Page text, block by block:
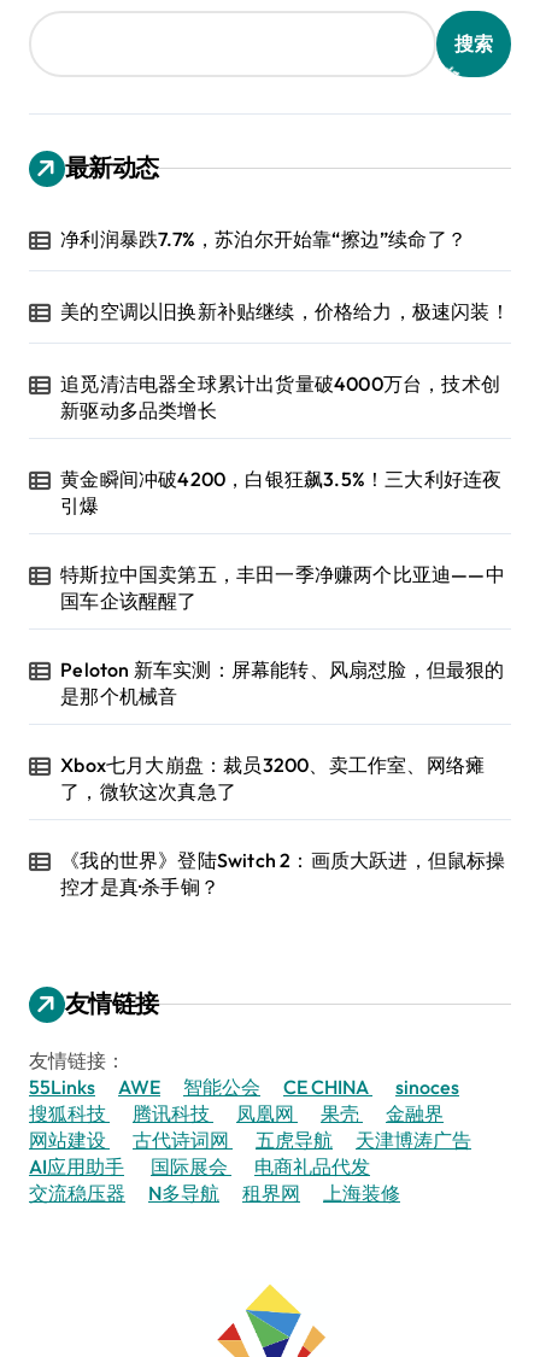
搜索
最新动态
净利润暴跌7.7%，苏泊尔开始靠“擦边”续命了？
美的空调以旧换新补贴继续，价格给力，极速闪装！
追觅清洁电器全球累计出货量破4000万台，技术创
新驱动多品类增长
黄金瞬间冲破4200，白银狂飙3.5%！三大利好连夜
引爆
特斯拉中国卖第五，丰田一季净赚两个比亚迪——中
国车企该醒醒了
Peloton 新车实测：屏幕能转、风扇怼脸，但最狠的
是那个机械音
Xbox七月大崩盘：裁员3200、卖工作室、网络瘫
了，微软这次真急了
《我的世界》登陆Switch 2：画质大跃进，但鼠标操
控才是真·杀手锏？
友情链接
友情链接：
55Links
AWE 智能公会 CE CHINA
sinoces
搜狐科技
腾讯科技 凤凰网 果壳
金融界
网站建设
古代诗词网 五虎导航
天津博涛广告
AI应用助手
国际展会
电商礼品代发
交流稳压器
N多导航 租界网 上海装修